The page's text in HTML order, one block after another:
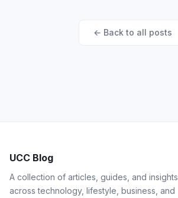
← Back to all posts
UCC Blog
A collection of articles, guides, and insights
across technology, lifestyle, business, and